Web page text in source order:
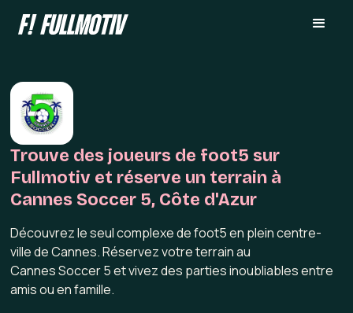
Trouve des joueurs de foot5 sur
Fullmotiv et réserve un terrain à
Cannes Soccer 5, Côte d'Azur
Découvrez le seul complexe de foot5 en plein centre-
ville de Cannes. Réservez votre terrain au
Cannes Soccer 5 et vivez des parties inoubliables entre
amis ou en famille.